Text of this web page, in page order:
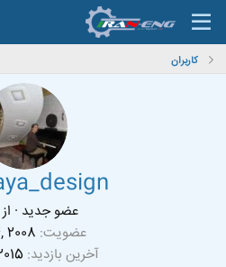
کاربران
عضو جدید · از
عضویت 2008
آخرین بازدید